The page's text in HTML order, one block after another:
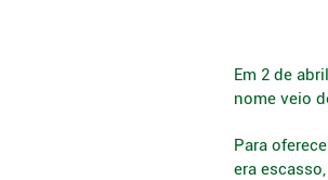
Em 2 de
nome veio
Para
era